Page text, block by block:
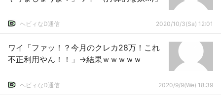
ヘビィなD通信 2020/10/3(Sa) 12:01
ワイ「ファッ！？今月のクレカ28万！これ
不正利用やん！！」→結果ｗｗｗｗｗ
ヘビィなD通信 2020/9/9(We) 18:39